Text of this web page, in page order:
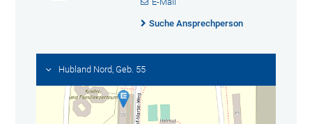
Suche Ansprechperson
Hubland Nord, Geb. 55